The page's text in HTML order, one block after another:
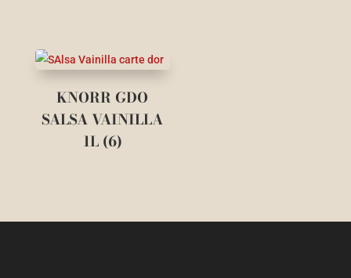
KNORR GDO
SALSA VAINILLA
1L (6)